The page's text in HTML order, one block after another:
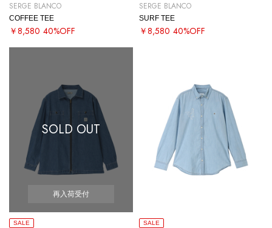
SERGE BLANCO
COFFEE TEE
￥8,580 40%OFF
SERGE BLANCO
SURF TEE
￥8,580 40%OFF
SOLD OUT
再入荷受付
SALE SALE